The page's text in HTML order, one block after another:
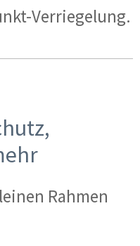
Verriegelung.
Rahmen